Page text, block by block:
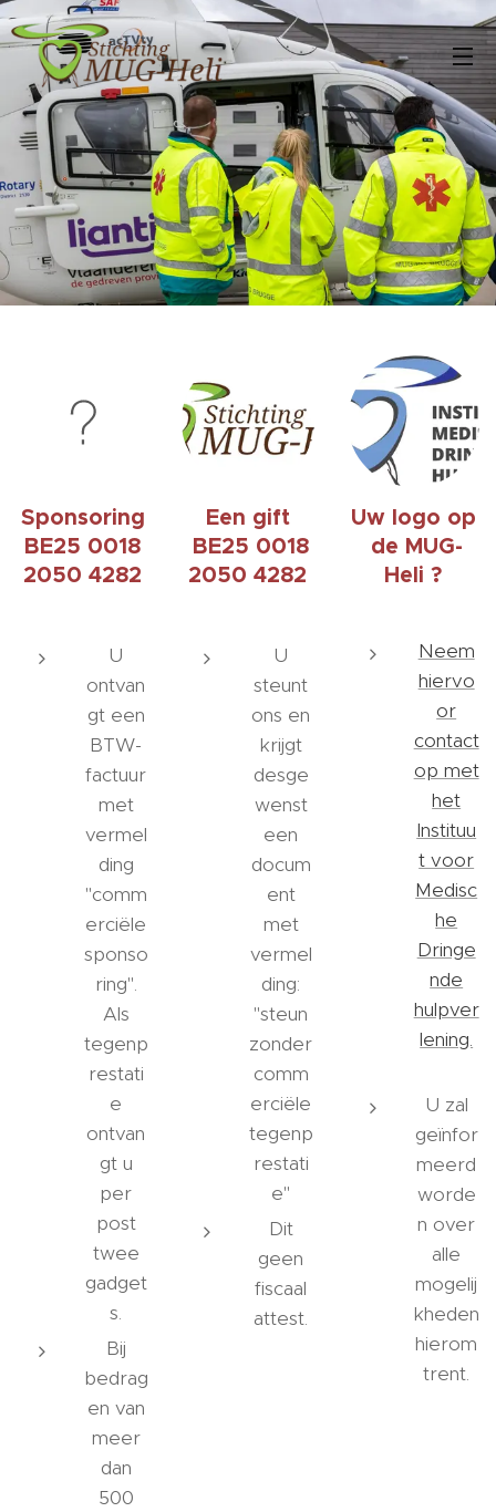
Sponsoring
BE25 0018
2050 4282
U
ontvan
gt een
BTW-
factuur
met
vermel
ding
"comm
erciële
sponso
ring".
Als
tegenp
restati
e
ontvan
gt u
per
post
twee
gadget
s.
Bij
bedrag
en van
meer
dan
500
Een gift
BE25 0018
2050 4282
U
steunt
ons en
krijgt
desge
wenst
een
docum
ent
met
vermel
ding:
"steun
zonder
comm
erciële
tegenp
restati
e"
Dit
geen
fiscaal
attest.
Uw logo op
de MUG-
Heli ?
Neem
hiervo
or
contact
op met
het
Instituu
t voor
Medisc
he
Dringe
nde
hulpver
lening.
U zal
geïnfor
meerd
worde
n over
alle
mogelij
kheden
hierom
trent.